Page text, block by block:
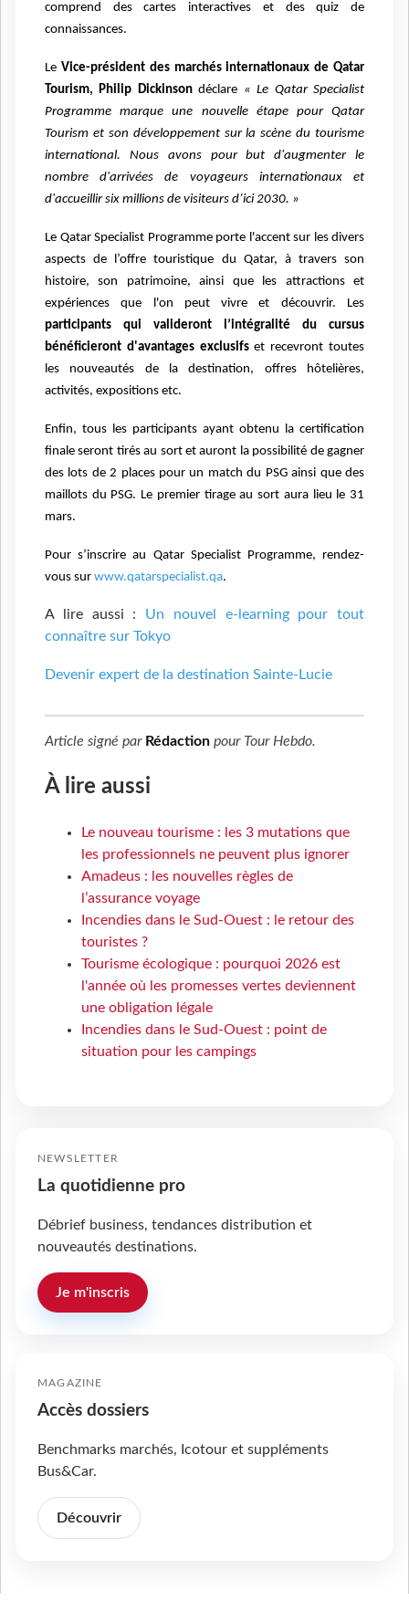
comprend des cartes interactives et des quiz de
connaissances.
Le Vice-président des marchés internationaux de Qatar
Tourism, Philip Dickinsondéclare « Le Qatar Specialist
Programme marque une nouvelle étape pour Qatar
Tourism et son développement sur la scène du tourisme
international. Nous avons pour but d'augmenter le
nombre d'arrivées de voyageurs internationaux et
d'accueillir six millions de visiteurs d’ici 2030. »
Le Qatar Specialist Programme porte l'accent sur les divers
aspects de l’offre touristique du Qatar, à travers son
histoire, son patrimoine, ainsi que les attractions et
expériences que l'on peut vivre et découvrir. Les
participants qui valideront l’intégralité du cursus
bénéficieront d'avantages exclusifset recevront toutes
les nouveautés de la destination, offres hôtelières,
activités, expositions etc.
Enfin, tous les participants ayant obtenu la certification
finale seront tirés au sort et auront la possibilité de gagner
des lots de 2 places pour un match du PSG ainsi que des
maillots du PSG. Le premier tirage au sort aura lieu le 31
mars.
Pour s’inscrire au Qatar Specialist Programme, rendez-
vous sur www.qatarspecialist.qa.
A lire aussi : Un nouvel e-learning pour tout
connaître sur Tokyo
Devenir expert de la destination Sainte-Lucie
Article signé par Rédaction pour Tour Hebdo.
À lire aussi
Le nouveau tourisme : les 3 mutations que
les professionnels ne peuvent plus ignorer
Amadeus : les nouvelles règles de
l’assurance voyage
Incendies dans le Sud-Ouest : le retour des
touristes ?
Tourisme écologique : pourquoi 2026 est
l'année où les promesses vertes deviennent
une obligation légale
Incendies dans le Sud-Ouest : point de
situation pour les campings
NEWSLETTER
La quotidienne pro
Débrief business, tendances distribution et
nouveautés destinations.
Je m'inscris
MAGAZINE
Accès dossiers
Benchmarks marchés, Icotour et suppléments
Bus&Car.
Découvrir